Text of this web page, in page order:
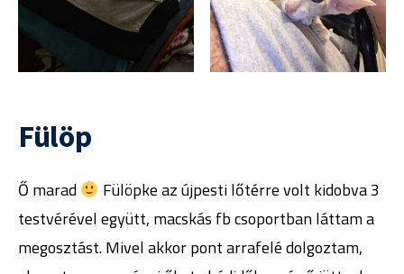
Fülöp
Ő marad
Fülöpke az újpesti lőtérre volt kidobva 3
testvérével együtt, macskás fb csoportban láttam a
megosztást. Mivel akkor pont arrafelé dolgoztam,